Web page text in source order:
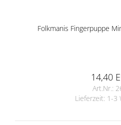
Folkmanis Fingerpuppe
14,40
Art.Nr.:
Lieferzeit: 1-3